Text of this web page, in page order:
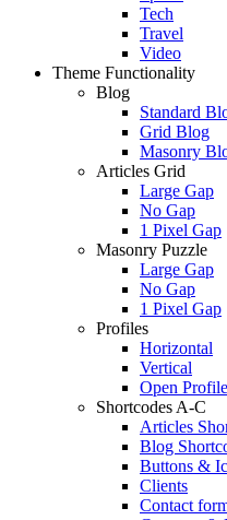
Tech
Travel
Video
Theme Functionality
Blog
Standard
Grid Blog
Masonry
Articles Grid
Large Gap
No Gap
1 Pixel Gap
Masonry Puzzle
Large Gap
No Gap
1 Pixel Gap
Profiles
Horizontal
Vertical
Open Profile
Shortcodes A-C
Articles
Blog
Buttons &
Clients
Contact